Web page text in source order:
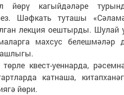
кагыйдәләре
Шәфкать туташы
лекция оештырды. Шулай
махсус белешмәләр
квест-уеннарда,
катнаша,
йөри.